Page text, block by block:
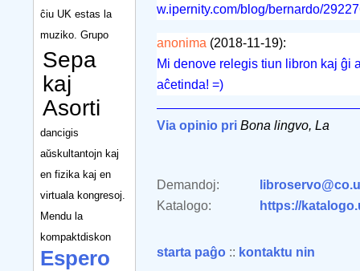
ĉiu UK estas la
muziko. Grupo
Sepa
kaj
Asorti
dancigis
aŭskultantojn kaj
en fizika kaj en
virtuala kongresoj.
Mendu la
kompaktdiskon
Espero
w.ipernity.com/blog/bernardo/
anonima (2018-11-19):
Mi denove relegis tiun libron kaj ĝi
aĉetinda! =)
Via opinio pri Bona lingvo, La
Demandoj:
Katalogo:
https://
starta paĝo :: kontaktu nin